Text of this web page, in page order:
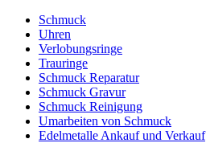
Schmuck
Uhren
Verlobungsringe
Trauringe
Schmuck Reparatur
Schmuck Gravur
Schmuck Reinigung
Umarbeiten von Schmuck
Edelmetalle Ankauf und Verkauf